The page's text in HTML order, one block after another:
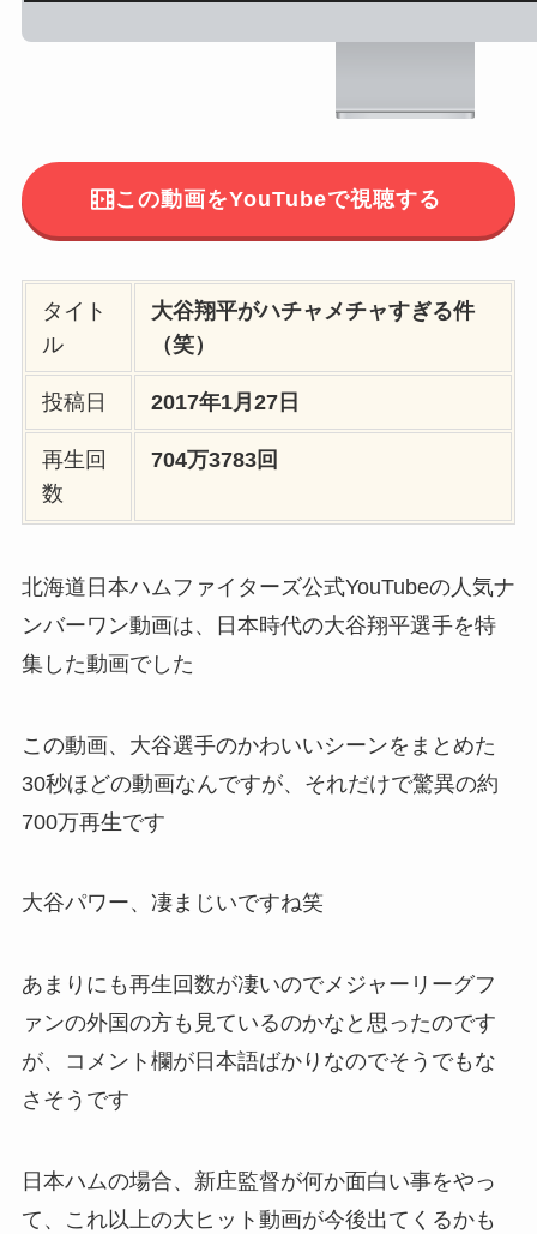
この動画をYouTubeで視聴する
タイト
ル
大谷翔平がハチャメチャすぎる件
（笑）
投稿日 2017年1月27日
再生回
数
704万3783回
北海道日本ハムファイターズ公式YouTubeの人気ナ
ンバーワン動画は、日本時代の大谷翔平選手を特
集した動画でした
この動画、大谷選手のかわいいシーンをまとめた
30秒ほどの動画なんですが、それだけで驚異の約
700万再生です
大谷パワー、凄まじいですね笑
あまりにも再生回数が凄いのでメジャーリーグフ
ァンの外国の方も見ているのかなと思ったのです
が、コメント欄が日本語ばかりなのでそうでもな
さそうです
日本ハムの場合、新庄監督が何か面白い事をやっ
て、これ以上の大ヒット動画が今後出てくるかも